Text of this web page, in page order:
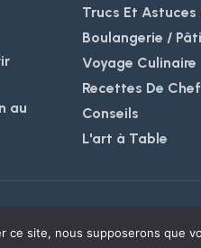
au
Trucs Et Astuces
Boulangerie /
Voyage Culinaire
Recettes De
Conseils
L'art à Table
ce site, nous supposerons que